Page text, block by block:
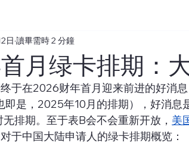
月绿卡排期：
日 讀畢需時 2 分鐘
于在2026财年首月迎来前进的好消息
即是，2025年10月的排期），好消
排期。至于表B会不会重新开放， 美
于中国大陆申请人的绿卡排期概览：